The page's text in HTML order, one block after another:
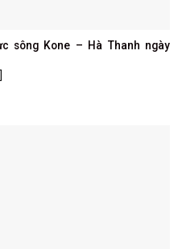
sông Kone – Hà Thanh ngày